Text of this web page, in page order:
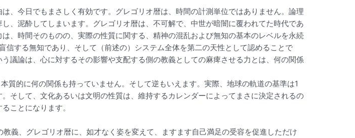
、今日でもまさしく有効です。グレゴリオ暦は、時間の計測単位ではありません。論理
、泥酔してしまいます。グレゴリオ暦は、不可解で、中世が暗闇に覆われてた時代であ
、時間そのものの、実際の性質に関する、精神の混乱および無知の基本のレベルを永続
する無知であり、そして（前述の）システム全体を第二の天性として認めることで
議論は、心に対するその影響や支配する側の教義としての麻痺させる力とは、何の関係
的に何の関係も持っていません。そして逆もいえます。実際、地球の軌道の基準は1
そして、文化あるいは文明の性質は、維持するカレンダーによってまさに決定されるの
ことになります。
義、グレゴリオ暦に、如才なく姿を変えて、ますます自己満足の受容を促進しただけ